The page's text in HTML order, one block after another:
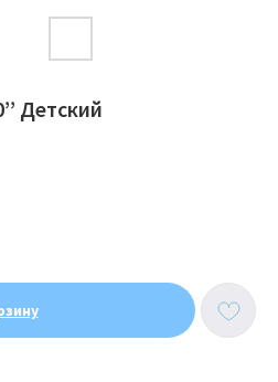
Детский